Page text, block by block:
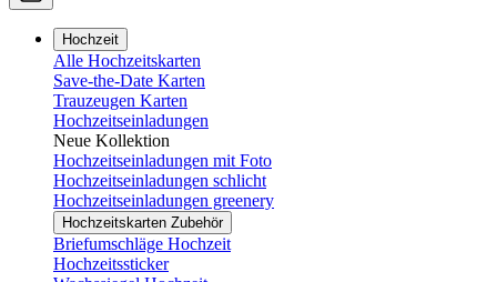
Hochzeit
Alle Hochzeitskarten
Save-the-Date Karten
Trauzeugen Karten
Hochzeitseinladungen
Neue Kollektion
Hochzeitseinladungen mit Foto
Hochzeitseinladungen schlicht
Hochzeitseinladungen greenery
Hochzeitskarten Zubehör
Briefumschläge Hochzeit
Hochzeitssticker